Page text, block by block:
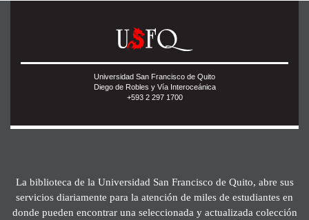
Universidad San Francisco de Quito
Diego de Robles y Vía Interoceánica
+593 2 297 1700
La biblioteca de la Universidad San Francisco de Quito, abre sus
servicios diariamente para la atención de miles de estudiantes en
donde pueden encontrar una seleccionada y actualizada colección